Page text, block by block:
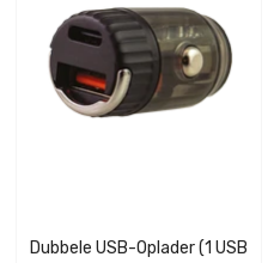
Dubbele USB-Oplader (1 USB